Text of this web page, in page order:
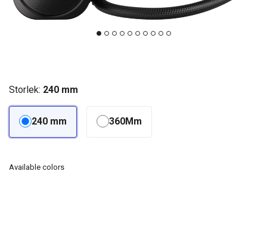
Storlek: 240 mm
240 mm 360Mm
Available colors